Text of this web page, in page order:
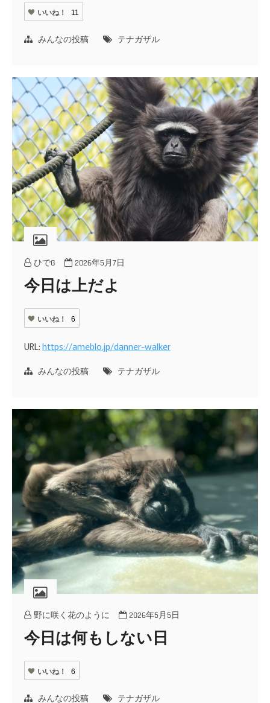
いいね！ 11
みんなの投稿 テナガザル
ひでG 2026年5月7日
今日は上だよ
いいね！ 6
URL:https://ameblo.jp/danner-walker
みんなの投稿 テナガザル
野に咲く花のように 2026年5月5日
今日は何もしない日
いいね！ 6
みんなの投稿 テナガザル